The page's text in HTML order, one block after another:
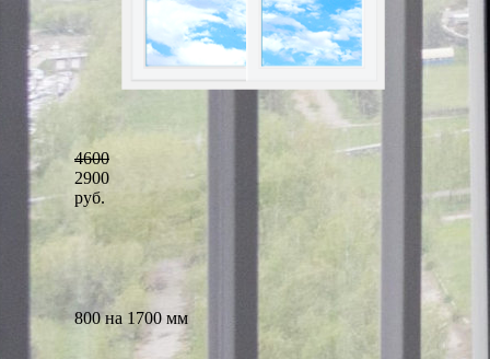
4600
2900
руб.
800 на 1700 мм